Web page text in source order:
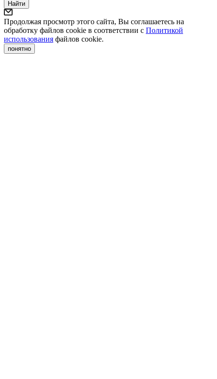
Найти
Продолжая просмотр этого сайта, Вы соглашаетесь на
обработку файлов cookie в соответствии с Политикой
использования файлов cookie.
понятно